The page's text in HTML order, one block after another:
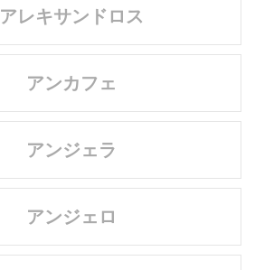
アレキサンドロス
アンカフェ
アンジェラ
アンジェロ